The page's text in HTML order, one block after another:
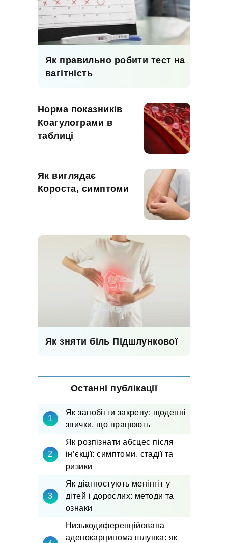
Як правильно робити тест на
вагітність
Норма показників
Коагулограми в
таблиці
Як виглядає
Короста, симптоми
Як зняти біль Підшлункової
Останні публікації
Як запобігти закрепу: щоденні
звички, що працюють
Як розпізнати абсцес після
ін’єкції: симптоми, стадії та
ризики
Як діагностують менінгіт у
дітей і дорослих: методи та
ознаки
Низькодиференційована
аденокарцинома шлунка: як